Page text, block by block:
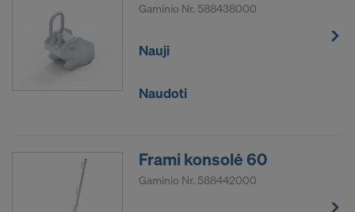
Gaminio Nr. 588438000
Nauji
Naudoti
Frami konsolė 60
Gaminio Nr. 588442000